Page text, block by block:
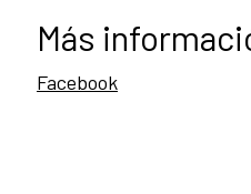
Más
Facebook